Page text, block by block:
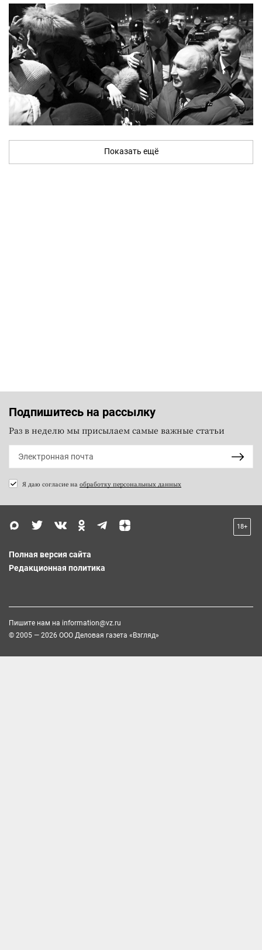
Показать ещё
Подпишитесь на рассылку
Раз в неделю мы присылаем самые важные статьи
Я даю согласие на обработку персональных данных
18+
Полная версия сайта
Редакционная политика
Пишите нам на information@vz.ru
© 2005 — 2026 ООО Деловая газета «Взгляд»